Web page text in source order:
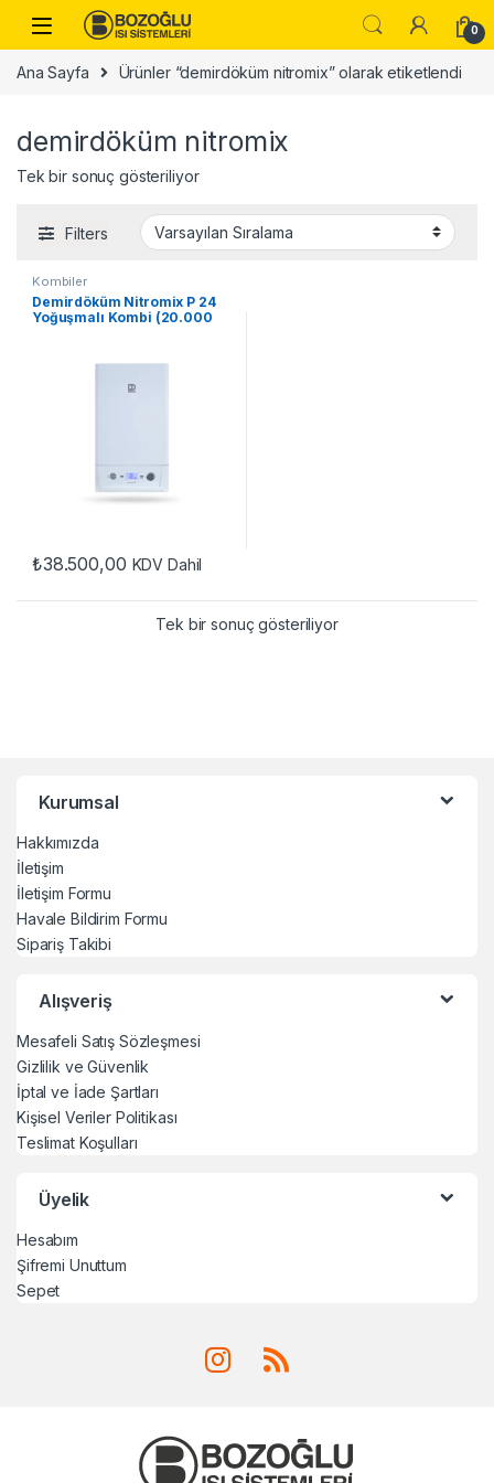
Skip to navigation
Skip to content
0
Ana Sayfa Ürünler “demirdöküm nitromix” olarak etiketlendi
demirdöküm nitromix
Tek bir sonuç gösteriliyor
Filters
Kombiler
Demirdöküm Nitromix P 24
Yoğuşmalı Kombi (20.000
₺38.500,00 KDV Dahil
Tek bir sonuç gösteriliyor
Kurumsal
Hakkımızda
İletişim
İletişim Formu
Havale Bildirim Formu
Sipariş Takibi
Alışveriş
Mesafeli Satış Sözleşmesi
Gizlilik ve Güvenlik
İptal ve İade Şartları
Kişisel Veriler Politikası
Teslimat Koşulları
Üyelik
Hesabım
Şifremi Unuttum
Sepet